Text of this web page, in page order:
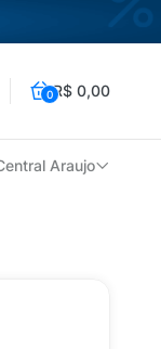
0R$ 0,00
Araujo